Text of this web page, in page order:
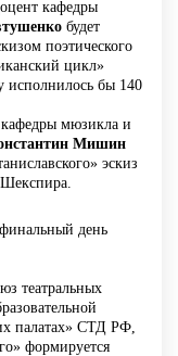
кафедры
будет
поэтического
цикл»
исполнилось бы 140
кафедры мюзикла и
Мишин
эскиз
Шекспира.
день
театральных
палатах» СТД РФ,
формируется